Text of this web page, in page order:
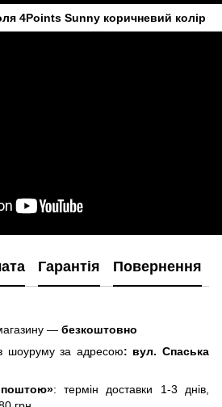
4Points Sunny коричневий колір
Гарантія Повернення
— безкоштовно
шоуруму за адресою: вул. Спаська
: термін доставки 1-3 днів,